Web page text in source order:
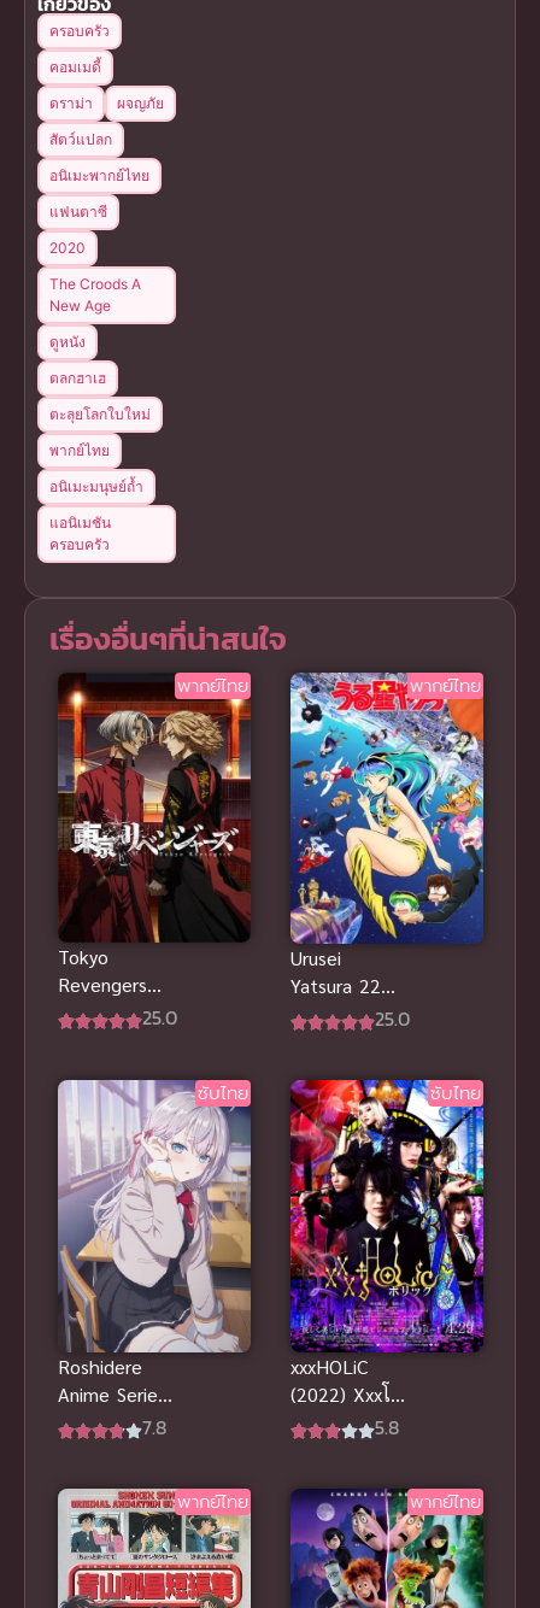
ครอบครัว
คอมเมดี้
ดราม่า
ผจญภัย
สัตว์แปลก
อนิเมะพากย์ไทย
แฟนตาซี
2020
The Croods A
New Age
ดูหนัง
ตลกฮาเฮ
ตะลุยโลกใบใหม่
พากย์ไทย
อนิเมะมนุษย์ถ้ำ
แอนิเมชัน
ครอบครัว
เรื่องอื่นๆที่น่าสนใจ
พากย์ไทย
Tokyo
Revengers
Tenjiku
25.0
พากย์ไทย
Urusei
Yatsura 22
ลามู ทรามวัย25.0
ซับไทย
Roshidere
Anime Series
คุณอาเรียโต๊ะ
ภาพHD
7.8
ซับไทย
xxxHOLiC
(2022) Xxxโฮ
ลิค ซับไทย ดู
HD ทุกตอน
5.8
พากย์ไทย พากย์ไทย